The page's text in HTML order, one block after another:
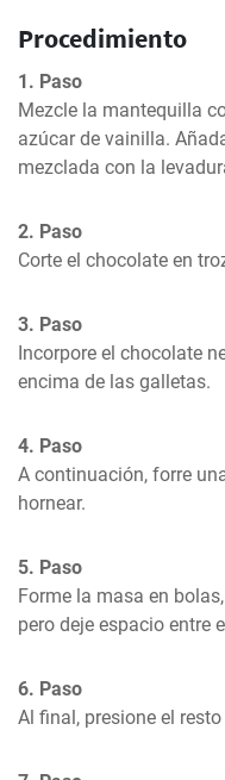
Procedimiento
1. Paso
Mezcle la mantequilla
azúcar de vainilla.
mezclada con la
2. Paso
Corte el chocolate en
3. Paso
Incorpore el chocolate
encima de las galletas.
4. Paso
A continuación, forre
hornear.
5. Paso
Forme la masa en
pero deje espacio entre
6. Paso
Al final, presione el